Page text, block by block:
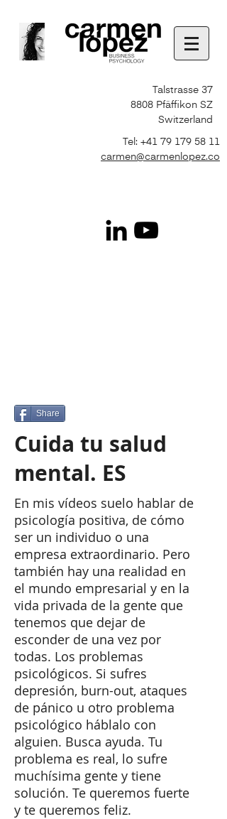
Talstrasse 37
8808 Pfäffikon SZ
Switzerland
Tel: +41 79 179 58 11
carmen@carmenlopez.co
Share
​Cuida tu salud
mental. ES
En mis vídeos suelo hablar de
psicología positiva, de cómo
ser un individuo o una
empresa extraordinario. Pero
también hay una realidad en
el mundo empresarial y en la
vida privada de la gente que
tenemos que dejar de
esconder de una vez por
todas. Los problemas
psicológicos. Si sufres
depresión, burn-out, ataques
de pánico u otro problema
psicológico háblalo con
alguien. Busca ayuda. Tu
problema es real, lo sufre
muchísima gente y tiene
solución. Te queremos fuerte
y te queremos feliz.